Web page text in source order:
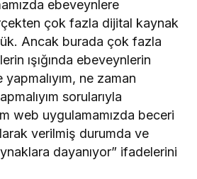
ebeveynlere
çok fazla dijital kaynak
Ancak burada çok fazla
ışığında ebeveynlerin
yapmalıyım, ne zaman
sorularıyla
web uygulamamızda beceri
verilmiş durumda ve
dayanıyor” ifadelerini